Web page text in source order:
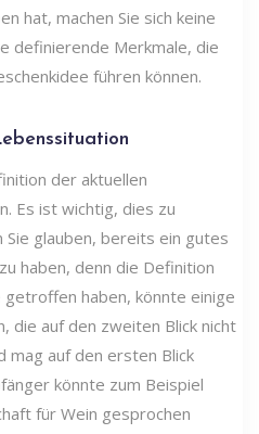
hat, machen Sie sich keine
definierende Merkmale, die
führen können.
der aktuellen
Es ist wichtig, dies zu
Sie glauben, bereits ein gutes
haben, denn die Definition
haben, könnte einige
die auf den zweiten Blick nicht
mag auf den ersten Blick
könnte zum Beispiel
für Wein gesprochen